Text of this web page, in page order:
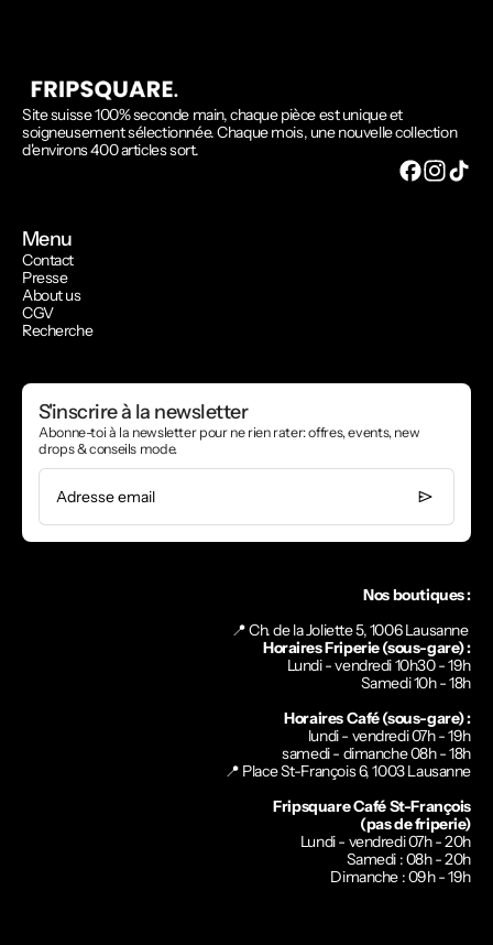
Site suisse 100% seconde main, chaque pièce est unique et
soigneusement sélectionnée. Chaque mois, une nouvelle collection
d'environs 400 articles sort.
Menu
Contact
Presse
About us
CGV
Recherche
S'inscrire à la newsletter
Abonne-toi à la newsletter pour ne rien rater: offres, events, new
drops & conseils mode.
Adresse email
Nos boutiques :
📍 Ch. de la Joliette 5, 1006 Lausanne
Horaires Friperie (sous-gare) :
Lundi - vendredi 10h30 - 19h
Samedi 10h - 18h
Horaires Café (sous-gare) :
lundi - vendredi 07h - 19h
samedi - dimanche 08h - 18h
📍 Place St-François 6, 1003 Lausanne
Fripsquare Café St-François
(pas de friperie)
Lundi - vendredi 07h - 20h
Samedi : 08h - 20h
Dimanche : 09h - 19h